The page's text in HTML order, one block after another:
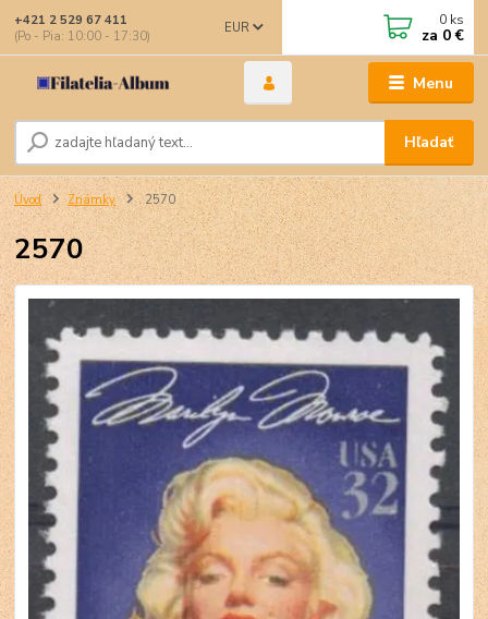
Menu
EUR
Hľadať
+421 2 529 67 411
(Po - Pia: 10:00 - 17:30)
0 ks
za 0 €
Úvod Známky 2570
2570